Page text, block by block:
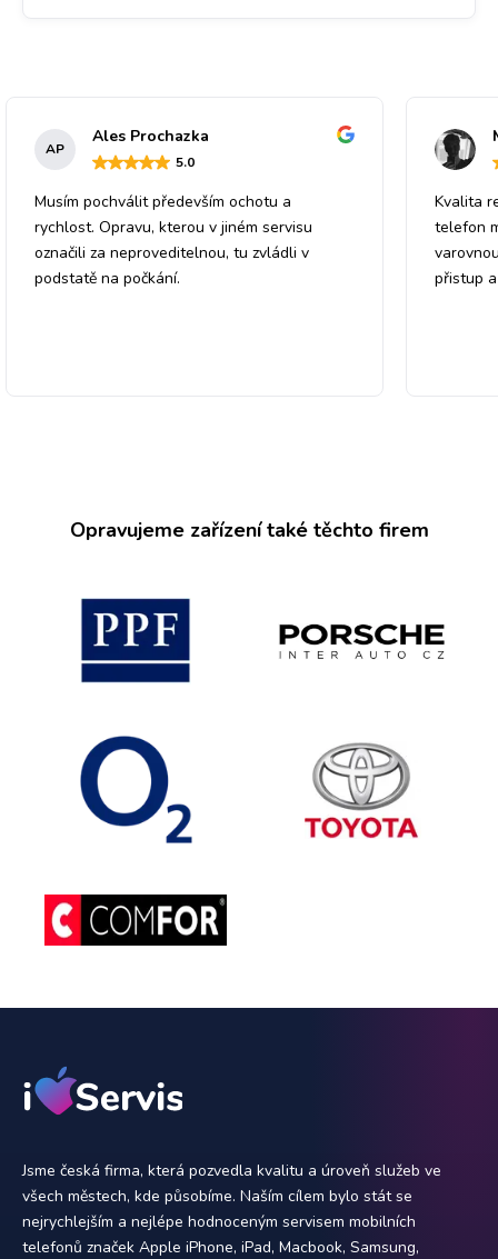
AP
Ales Prochazka
5.0
Musím pochválit především ochotu a
rychlost. Opravu, kterou v jiném servisu
označili za neproveditelnou, tu zvládli v
podstatě na počkání.
Kvalita
telefon
přistup
Opravujeme zařízení také těchto firem
Jsme česká firma, která pozvedla kvalitu a úroveň služeb ve
všech městech, kde působíme. Naším cílem bylo stát se
nejrychlejším a nejlépe hodnoceným servisem mobilních
telefonů značek Apple iPhone, iPad, Macbook, Samsung,